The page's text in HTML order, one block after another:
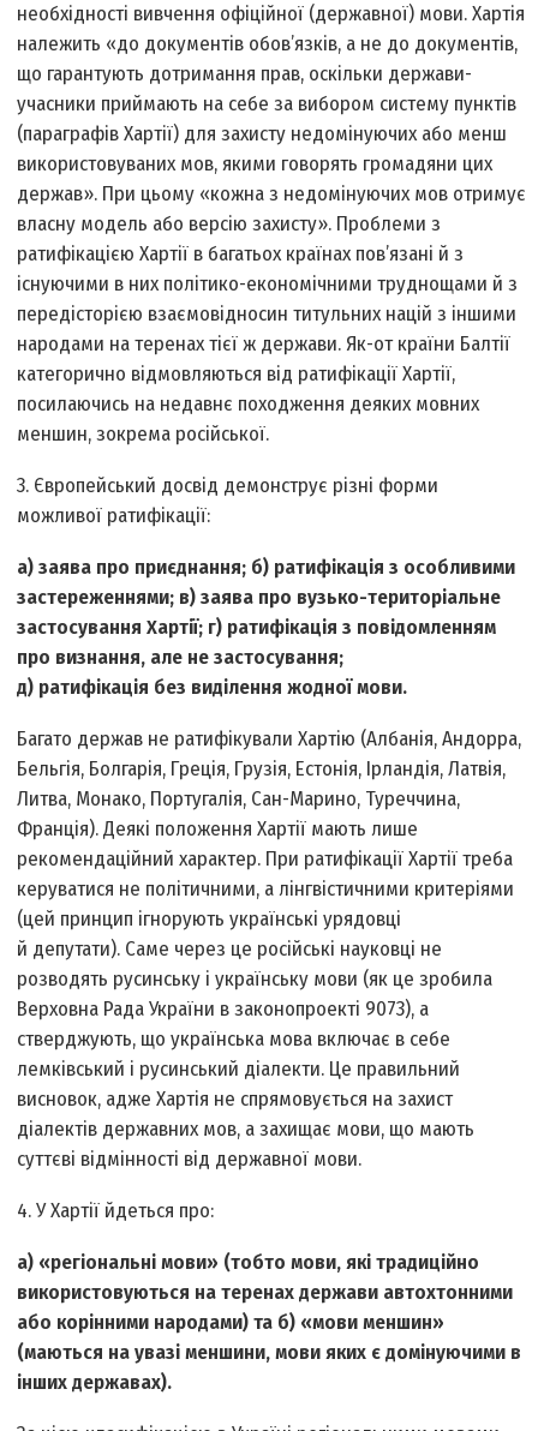
необхідності вивчення офіційної (державної) мови. Хартія
належить «до документів обов’язків, а не до документів,
що гарантують дотримання прав, оскільки держави-
учасники приймають на себе за вибором систему пунктів
(параграфів Хартії) для захисту недомінуючих або менш
використовуваних мов, якими говорять громадяни цих
держав». При цьому «кожна з недомінуючих мов отримує
власну модель або версію захисту». Проблеми з
ратифікацією Хартії в багатьох країнах пов’язані й з
існуючими в них політико-економічними труднощами й з
передісторією взаємовідносин титульних націй з іншими
народами на теренах тієї ж держави. Як-от країни Балтії
категорично відмовляються від ратифікації Хартії,
посилаючись на недавнє походження деяких мовних
меншин, зокрема російської.
3. Європейський досвід демонструє різні форми
можливої ратифікації:
а) заява про приєднання; б) ратифікація з особливими
застереженнями; в) заява про вузько-територіальне
застосування Хартії; г) ратифікація з повідомленням
про визнання, але не застосування;
д) ратифікація без виділення жодної мови.
Багато держав не ратифікували Хартію (Албанія, Андорра,
Бельгія, Болгарія, Греція, Грузія, Естонія, Ірландія, Латвія,
Литва, Монако, Португалія, Сан-Марино, Туреччина,
Франція). Деякі положення Хартії мають лише
рекомендаційний характер. При ратифікації Хартії треба
керуватися не політичними, а лінгвістичними критеріями
(цей принцип ігнорують українські урядовці
й депутати). Саме через це російські науковці не
розводять русинську і українську мови (як це зробила
Верховна Рада України в законопроекті 9073), а
стверджують, що українська мова включає в себе
лемківський і русинський діалекти. Це правильний
висновок, адже Хартія не спрямовується на захист
діалектів державних мов, а захищає мови, що мають
суттєві відмінності від державної мови.
4. У Хартії йдеться про:
а) «регіональні мови» (тобто мови, які традиційно
використовуються на теренах держави автохтонними
або корінними народами) та б) «мови меншин»
(маються на увазі меншини, мови яких є домінуючими в
інших державах).